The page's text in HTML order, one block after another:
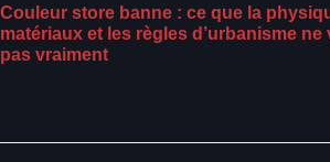
Couleur store banne : ce que la
matériaux et les règles d’urbanisme
pas vraiment